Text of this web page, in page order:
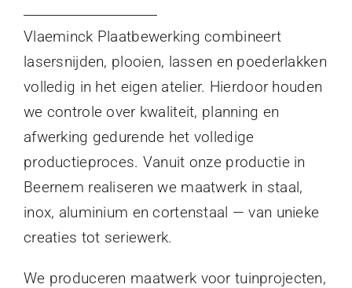
Vlaeminck Plaatbewerking combineert
lasersnijden, plooien, lassen en poederlakken
volledig in het eigen atelier. Hierdoor houden
we controle over kwaliteit, planning en
afwerking gedurende het volledige
productieproces. Vanuit onze productie in
Beernem realiseren we maatwerk in staal,
inox, aluminium en cortenstaal — van unieke
creaties tot seriewerk.
We produceren maatwerk voor tuinprojecten,